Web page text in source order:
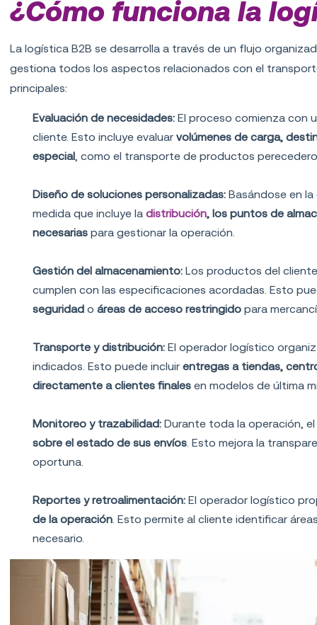
¿Cómo funciona la
La logística B2B se desarrolla a través de un flujo
gestiona todos los aspectos relacionados con el
principales:
Evaluación de necesidades:El proceso comienza con
cliente. Esto incluye evaluarvolúmenes de carga,
especial , como el transporte de productos
Diseño de soluciones personalizadas:Basándose en
medida que incluye ladistribución, los puntos de
necesarias para gestionar la operación.
Gestión del almacenamiento:Los productos del
cumplen con las especificaciones acordadas. Esto
seguridad oáreas de acceso restringido para
Transporte y distribución:El operador logístico
indicados. Esto puede incluir entregas a tiendas,
directamente a clientes finales en modelos de última
Monitoreo y trazabilidad:Durante toda la operación,
sobre el estado de sus envíos . Esto mejora la
oportuna.
Reportes y retroalimentación:El operador logístico
de la operación . Esto permite al cliente identificar
necesario.